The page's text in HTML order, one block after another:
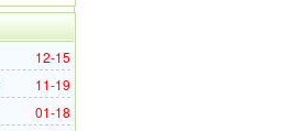
12-15
11-19
01-18